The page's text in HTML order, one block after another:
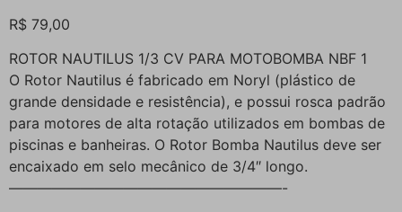
R$ 79,00
ROTOR NAUTILUS 1/3 CV PARA MOTOBOMBA NBF 1
O Rotor Nautilus é fabricado em Noryl (plástico de
grande densidade e resistência), e possui rosca padrão
para motores de alta rotação utilizados em bombas de
piscinas e banheiras. O Rotor Bomba Nautilus deve ser
encaixado em selo mecânico de 3/4″ longo.
———————————————————-